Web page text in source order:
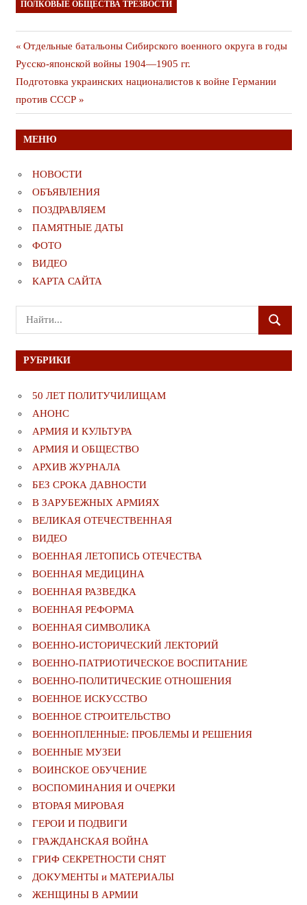
ПОЛКОВЫЕ ОБЩЕСТВА ТРЕЗВОСТИ
Навигация
по
записям
Предыдущая
публикация
Отдельные батальоны Сибирского военного округа в годы
Русско-японской войны 1904—1905 гг.
Следующая
публикация
Подготовка украинских националистов к войне Германии
против СССР
МЕНЮ
НОВОСТИ
ОБЪЯВЛЕНИЯ
ПОЗДРАВЛЯЕМ
ПАМЯТНЫЕ ДАТЫ
ФОТО
ВИДЕО
КАРТА САЙТА
Поиск
для:
ПОИСК
РУБРИКИ
50 ЛЕТ ПОЛИТУЧИЛИЩАМ
АНОНС
АРМИЯ И КУЛЬТУРА
АРМИЯ И ОБЩЕСТВО
АРХИВ ЖУРНАЛА
БЕЗ СРОКА ДАВНОСТИ
В ЗАРУБЕЖНЫХ АРМИЯХ
ВЕЛИКАЯ ОТЕЧЕСТВЕННАЯ
ВИДЕО
ВОЕННАЯ ЛЕТОПИСЬ ОТЕЧЕСТВА
ВОЕННАЯ МЕДИЦИНА
ВОЕННАЯ РАЗВЕДКА
ВОЕННАЯ РЕФОРМА
ВОЕННАЯ СИМВОЛИКА
ВОЕННО-ИСТОРИЧЕСКИЙ ЛЕКТОРИЙ
ВОЕННО-ПАТРИОТИЧЕСКОЕ ВОСПИТАНИЕ
ВОЕННО-ПОЛИТИЧЕСКИE ОТНОШЕНИЯ
ВОЕННОЕ ИСКУССТВО
ВОЕННОЕ СТРОИТЕЛЬСТВО
ВОЕННОПЛЕННЫЕ: ПРОБЛЕМЫ И РЕШЕНИЯ
ВОЕННЫЕ МУЗЕИ
ВОИНСКОЕ ОБУЧЕНИЕ
ВОСПОМИНАНИЯ И ОЧЕРКИ
ВТОРАЯ МИРОВАЯ
ГЕРОИ И ПОДВИГИ
ГРАЖДАНСКАЯ ВОЙНА
ГРИФ СЕКРЕТНОСТИ СНЯТ
ДОКУМЕНТЫ и МАТЕРИАЛЫ
ЖЕНЩИНЫ В АРМИИ